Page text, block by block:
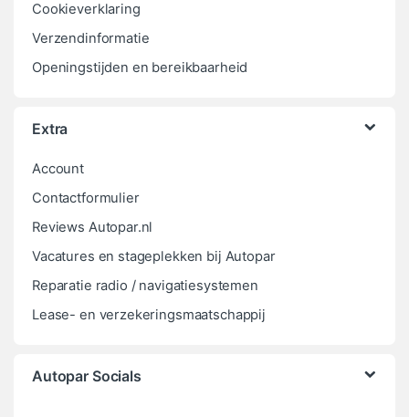
Cookieverklaring
Verzendinformatie
Openingstijden en bereikbaarheid
Extra
Account
Contactformulier
Reviews Autopar.nl
Vacatures en stageplekken bij Autopar
Reparatie radio / navigatiesystemen
Lease- en verzekeringsmaatschappij
Autopar Socials